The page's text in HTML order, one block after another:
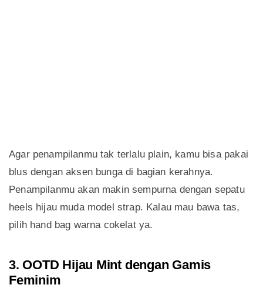
Agar penampilanmu tak terlalu plain, kamu bisa pakai
blus dengan aksen bunga di bagian kerahnya.
Penampilanmu akan makin sempurna dengan sepatu
heels hijau muda model strap. Kalau mau bawa tas,
pilih hand bag warna cokelat ya.
3. OOTD Hijau Mint dengan Gamis
Feminim